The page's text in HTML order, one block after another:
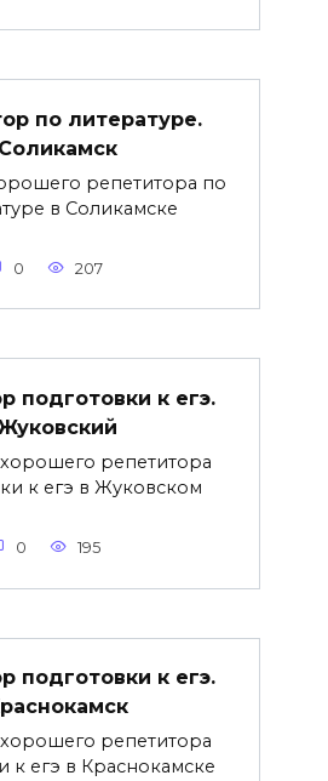
по литературе.
Соликамск
репетитора по
в Соликамске
0 207
подготовки к егэ.
репетитора
к егэ в Жуковском
0 195
подготовки к егэ.
репетитора
к егэ в Краснокамске